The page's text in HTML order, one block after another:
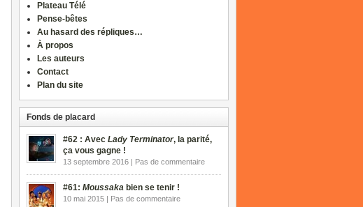
Plateau Télé
Pense-bêtes
Au hasard des répliques…
À propos
Les auteurs
Contact
Plan du site
Fonds de placard
#62 : Avec Lady Terminator, la parité,
ça vous gagne !
13 septembre 2016 | Pas de commentaire
#61: Moussaka bien se tenir !
10 mai 2015 | Pas de commentaire